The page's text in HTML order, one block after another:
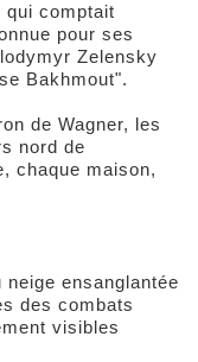
qui comptait
pour ses
Zelensky
Bakhmout".
de Wagner, les
nord de
chaque maison,
ensanglantée
des combats
visibles